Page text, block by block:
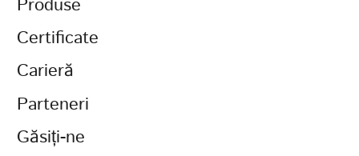
Certificate
Carieră
Parteneri
Găsiți-ne